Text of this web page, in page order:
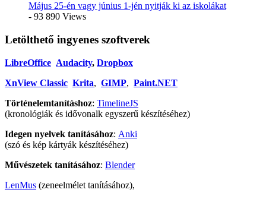
Május 25-én vagy június 1-jén nyitják ki az iskolákat
- 93 890 Views
Letölthető ingyenes szoftverek
LibreOffice Audacity, Dropbox
XnView Classic Krita, GIMP, Paint.NET
Történelemtanításhoz: TimelineJS
(kronológiák és idővonalk egyszerű készítéséhez)
Idegen nyelvek tanításához: Anki
(szó és kép kártyák készítéséhez)
Művészetek tanításához: Blender
LenMus (zeneelmélet tanításához),